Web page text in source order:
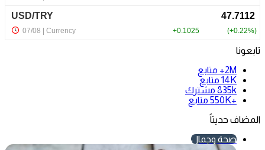
تابعونا
2M+
متابع
14K متابع
835k مشترك
+550K
متابع
المضاف حديثاً
صحة وجمال